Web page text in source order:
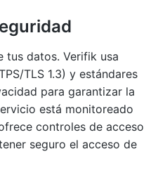
tus datos. Verifik usa
TLS 1.3) y estándares
para garantizar la
está monitoreado
controles de acceso
seguro el acceso de